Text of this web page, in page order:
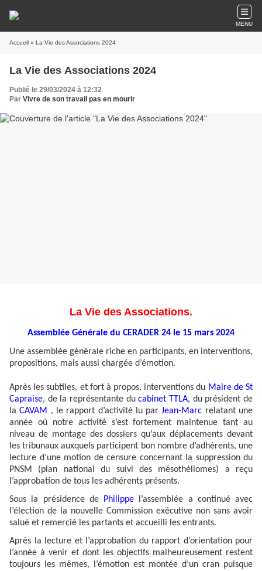
MENU
Accueil » La Vie des Associations 2024
La Vie des Associations 2024
Publié le 29/03/2024 à 12:32
Par Vivre de son travail pas en mourir
La Vie des Associations.
Assemblée Générale du CERADER 24 le 15 mars 2024
Une assemblée générale riche en participants, en interventions,
propositions, mais aussi chargée d’émotion.
Après les subtiles, et fort à propos, interventions du Maire de St
Capraise, de la représentante ducabinet TTLA, du président de
la CAVAM , le rapport d’activité lu parJean-Marc relatant une
année où notre activité s’est fortement maintenue tant au
niveau de montage des dossiers qu’aux déplacements devant
les tribunaux auxquels participent bon nombre d’adhérents, une
lecture d’une motion de censure concernant la suppression du
PNSM (plan national du suivi des mésothéliomes) a reçu
l’approbation de tous les adhérents présents.
Sous la présidence de
Philippe l’assemblée a continué avec
l’élection de la nouvelle Commission exécutive non sans avoir
salué et remercié les partants et accueilli les entrants.
Après la lecture et l’approbation du rapport d’orientation pour
l’année à venir et dont les objectifs malheureusement restent
toujours les mêmes, l’émotion est montée d’un cran puisque